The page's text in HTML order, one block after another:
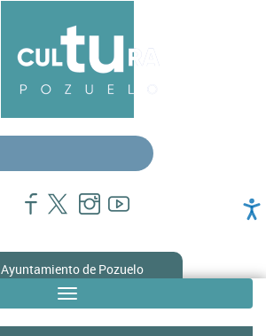
Ayuntamiento de Pozuelo
Toggle
navigation